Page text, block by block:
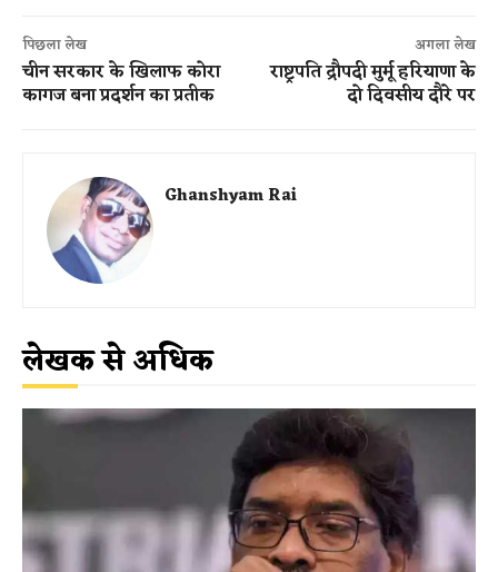
पिछला लेख
चीन सरकार के खिलाफ कोरा
कागज बना प्रदर्शन का प्रतीक
अगला लेख
राष्ट्रपति द्रौपदी मुर्मू हरियाणा के
दो दिवसीय दौरे पर
Ghanshyam Rai
लेखक से अधिक